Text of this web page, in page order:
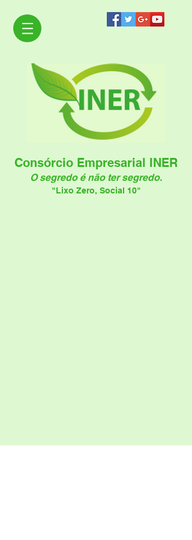
Consórcio Empresarial INER
O segredo é não ter segredo.
"Lixo Zero, Social 10"